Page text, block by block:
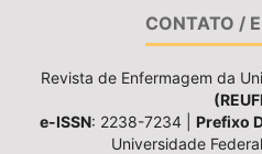
CONTATO /
Revista de Enfermagem da
e-ISSN: 2238-7234 | Prefixo
Universidade